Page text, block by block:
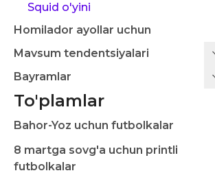
Squid o'yini
Homilador ayollar uchun
Mavsum tendentsiyalari
Bayramlar
To'plamlar
Bahor-Yoz uchun futbolkalar
8 martga sovg'a uchun printli
futbolkalar